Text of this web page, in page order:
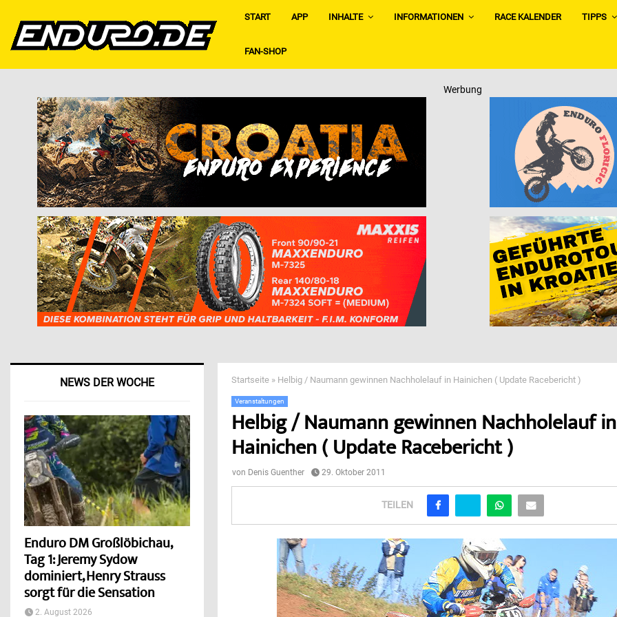
START APP INHALTE INFORMATIONEN RACE KALENDER TIPPS
FAN-SHOP
Werbung
Startseite » Helbig / Naumann gewinnen Nachholelauf in Hainichen ( Update Racebericht )
Veranstaltungen
Helbig / Naumann gewinnen Nachholelauf in
Hainichen ( Update Racebericht )
von Denis Guenther 29. Oktober 2011
TEILEN
NEWS DER WOCHE
Enduro DM Großlöbichau,
Tag 1: Jeremy Sydow
dominiert, Henry Strauss
sorgt für die Sensation
2. August 2026